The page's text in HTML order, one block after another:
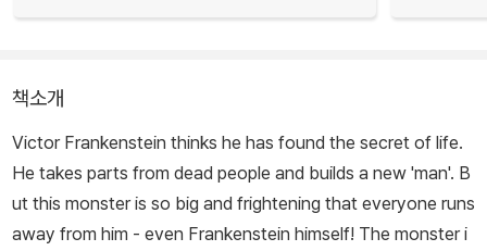
책소개
Victor Frankenstein thinks he has found the secret of life.
He takes parts from dead people and builds a new 'man'. B
ut this monster is so big and frightening that everyone runs
away from him - even Frankenstein himself! The monster i